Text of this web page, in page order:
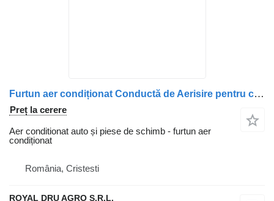
Furtun aer condiționat Conductă de Aerisire pentru camion Carter pentru Scania 1859791
Preț la cerere
Aer conditionat auto și piese de schimb - furtun aer
condiționat
România, Cristesti
ROYAL DRU AGRO S.R.L.